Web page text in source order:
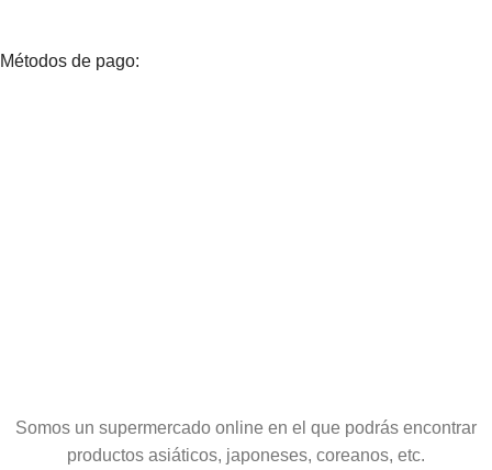
Métodos de pago:
Somos un supermercado online en el que podrás encontrar
productos asiáticos, japoneses, coreanos, etc.